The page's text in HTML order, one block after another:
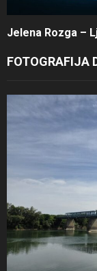
Jelena Rozga –
FOTOGRAFIJA